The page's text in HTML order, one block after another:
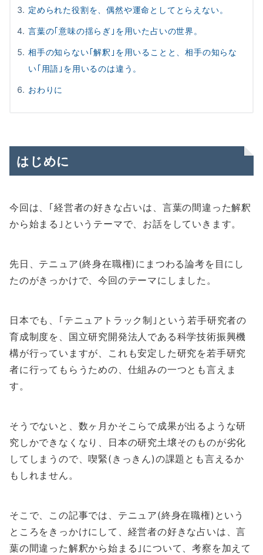
定められた役割を、偶然や運命としてとらえない。
言葉の｢意味の揺らぎ｣を用いた占いの世界。
相手の知らない｢解釈｣を用いることと、相手の知らな
い｢用語｣を用いるのは違う。
おわりに
はじめに
今回は、｢経営者の好きな占いは、言葉の間違った解釈
から始まる｣というテーマで、お話をしていきます。
先日、テニュア(終身在職権)にまつわる論考を目にし
たのがきっかけで、今回のテーマにしました。
日本でも、｢テニュアトラック制｣という若手研究者の
育成制度を、国立研究開発法人である科学技術振興機
構が行っていますが、これも安定した研究を若手研究
者に行ってもらうための、仕組みの一つとも言えま
す。
そうでないと、数ヶ月かそこらで成果が出るような研
究しかできなくなり、日本の研究土壌そのものが劣化
してしまうので、喫緊(きっきん)の課題とも言えるか
もしれません。
そこで、この記事では、テニュア(終身在職権)という
ところをきっかけにして、経営者の好きな占いは、言
葉の間違った解釈から始まる｣について、考察を加えて